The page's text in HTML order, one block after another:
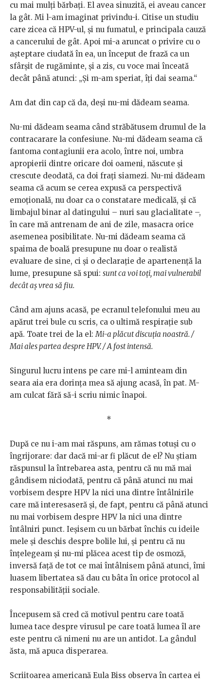
cu mai mulți bărbați. El avea sinuzită, ei aveau cancer
la gât. Mi l-am imaginat privindu-i. Citise un studiu
care zicea că HPV-ul, și nu fumatul, e principala cauză
a cancerului de gât. Apoi mi-a aruncat o privire cu o
așteptare ciudată în ea, un început de frază ca un
sfârșit de rugăminte, și a zis, cu voce mai înceată
decât până atunci: „Și m-am speriat, îți dai seama.“
Am dat din cap că da, deși nu-mi dădeam seama.
Nu-mi dădeam seama când străbătusem drumul de la
contracarare la confesiune. Nu-mi dădeam seama că
fantoma contagiunii era acolo, între noi, umbra
apropierii dintre oricare doi oameni, născute și
crescute deodată, ca doi frați siamezi. Nu-mi dădeam
seama că acum se cerea expusă ca perspectivă
emoțională, nu doar ca o constatare medicală, și că
limbajul binar al datingului – nuri sau glacialitate –,
în care mă antrenam de ani de zile, masacra orice
asemenea posibilitate. Nu-mi dădeam seama că
spaima de boală presupune nu doar o realistă
evaluare de sine, ci și o declarație de apartenență la
lume, presupune să spui: sunt ca voi toți, mai vulnerabil
decât aș vrea să fiu.
Când am ajuns acasă, pe ecranul telefonului meu au
apărut trei bule cu scris, ca o ultimă respirație sub
apă. Toate trei de la el:Mi-a plăcut discuția noastră. /
Mai ales partea despre HPV. / A fost intensă.
Singurul lucru intens pe care mi-l aminteam din
seara aia era dorința mea să ajung acasă, în pat. M-
am culcat fără să-i scriu nimic înapoi.
*
După ce nu i-am mai răspuns, am rămas totuși cu o
îngrijorare: dar dacă mi-ar fi plăcut de el? Nu știam
răspunsul la întrebarea asta, pentru că nu mă mai
gândisem niciodată, pentru că până atunci nu mai
vorbisem despre HPV la nici una dintre întâlnirile
care mă interesaseră și, de fapt, pentru că până atunci
nu mai vorbisem despre HPV la nici una dintre
întâlniri punct. Ieșisem cu un bărbat închis cu ideile
mele și deschis despre bolile lui, și pentru că nu
înțelegeam și nu-mi plăcea acest tip de osmoză,
inversă față de tot ce mai întâlnisem până atunci, îmi
luasem libertatea să dau cu bâta în orice protocol al
responsabilității sociale.
Începusem să cred că motivul pentru care toată
lumea tace despre virusul pe care toată lumea îl are
este pentru că nimeni nu are un antidot. La gândul
ăsta, mă apuca disperarea.
Scriitoarea americană Eula Biss observa în cartea ei